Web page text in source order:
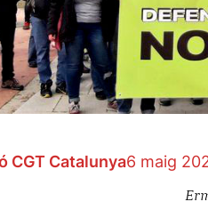
CGT Catalunya6 maig